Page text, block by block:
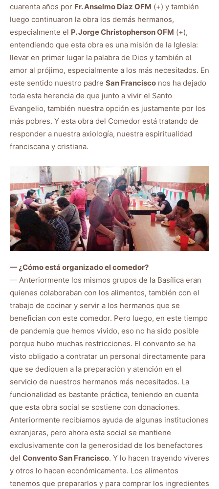
cuarenta años por Fr. Anselmo Díaz OFM (+) y también
luego continuaron la obra los demás hermanos,
especialmente el P. Jorge Christopherson OFM (+),
entendiendo que esta obra es una misión de la Iglesia:
llevar en primer lugar la palabra de Dios y también el
amor al prójimo, especialmente a los más necesitados. En
este sentido nuestro padre San Francisco nos ha dejado
toda esta herencia de que junto a vivir el Santo
Evangelio, también nuestra opción es justamente por los
más pobres. Y esta obra del Comedor está tratando de
responder a nuestra axiología, nuestra espiritualidad
franciscana y cristiana.
— ¿Cómo está organizado el comedor?
— Anteriormente los mismos grupos de la Basílica eran
quienes colaboraban con los alimentos, también con el
trabajo de cocinar y servir a los hermanos que se
benefician con este comedor. Pero luego, en este tiempo
de pandemia que hemos vivido, eso no ha sido posible
porque hubo muchas restricciones. El convento se ha
visto obligado a contratar un personal directamente para
que se dediquen a la preparación y atención en el
servicio de nuestros hermanos más necesitados. La
funcionalidad es bastante práctica, teniendo en cuenta
que esta obra social se sostiene con donaciones.
Anteriormente recibíamos ayuda de algunas instituciones
exranjeras, pero ahora esta social se mantiene
exclusivamente con la generosidad de los benefactores
del Convento San Francisco. Y lo hacen trayendo víveres
y otros lo hacen económicamente. Los alimentos
tenemos que prepararlos y para comprar los ingredientes